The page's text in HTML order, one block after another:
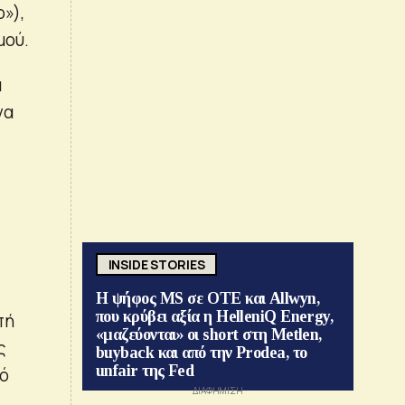
INSIDE STORIES
Η ψήφος MS σε ΟΤΕ και Allwyn,
που κρύβει αξία η HelleniQ Energy,
«μαζεύονται» οι short στη Metlen,
buyback και από την Prodea, το
unfair της Fed